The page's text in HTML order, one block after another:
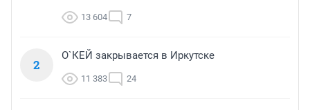
13 604 7
2
О`КЕЙ закрывается в Иркутске
11 383 24